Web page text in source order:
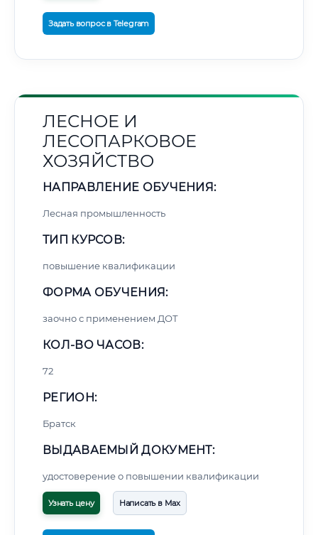
Задать вопрос в Telegram
ЛЕСНОЕ И
ЛЕСОПАРКОВОЕ
ХОЗЯЙСТВО
НАПРАВЛЕНИЕ ОБУЧЕНИЯ:
Лесная промышленность
ТИП КУРСОВ:
повышение квалификации
ФОРМА ОБУЧЕНИЯ:
заочно с применением ДОТ
КОЛ-ВО ЧАСОВ:
72
РЕГИОН:
Братск
ВЫДАВАЕМЫЙ ДОКУМЕНТ:
удостоверение о повышении квалификации
Узнать цену Написать в Max